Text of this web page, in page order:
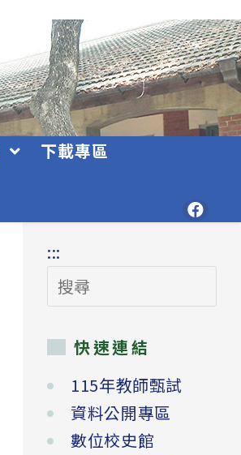
下載專區
:::
搜
尋
快速連結
115年教師甄試
資料公開專區
數位校史館